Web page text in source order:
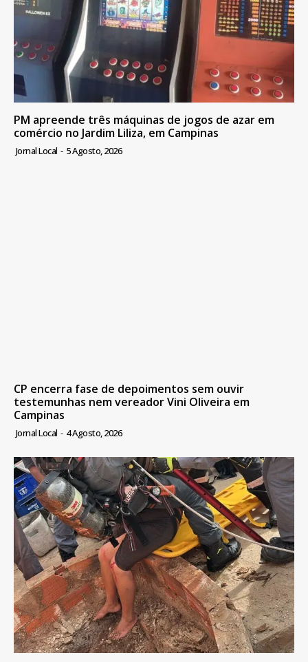
PM apreende três máquinas de jogos de azar em
comércio no Jardim Liliza, em Campinas
Jornal Local - 5 Agosto, 2026
CP encerra fase de depoimentos sem ouvir
testemunhas nem vereador Vini Oliveira em
Campinas
Jornal Local - 4 Agosto, 2026